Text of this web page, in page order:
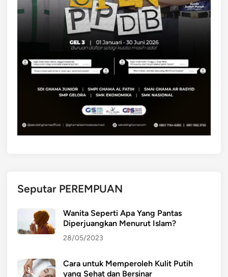
Seputar PEREMPUAN
Wanita Seperti Apa Yang Pantas
Diperjuangkan Menurut Islam?
28/05/2023
Cara untuk Memperoleh Kulit Putih
yang Sehat dan Bersinar